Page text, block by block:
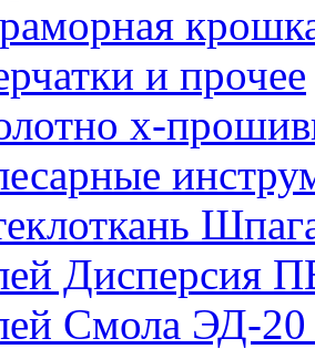
и прочее
х-
Дисперсия
Смола ЭД-20